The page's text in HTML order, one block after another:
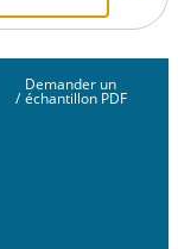
/
Demander un
échantillon PDF